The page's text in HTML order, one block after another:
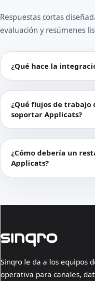
Respuestas cortas
evaluación y resúmenes
¿Qué hace la
¿Qué flujos de
soportar Applicats?
¿Cómo debería un
Applicats?
Sinqro le da a los equipos
operativa para canales,